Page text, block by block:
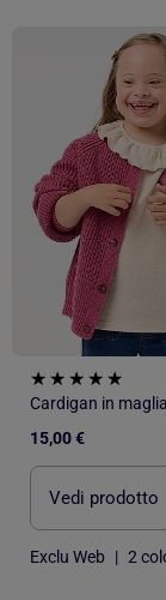
15,00 €
Vedi prodotto
Exclu Web | 2